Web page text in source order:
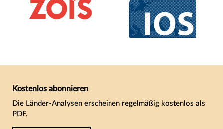
Kostenlos abonnieren
Die Länder-Analysen erscheinen regelmäßig kostenlos als
PDF.